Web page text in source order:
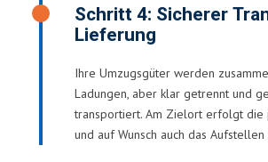
Schritt 4: Sicherer
Lieferung
Ihre Umzugsgüter werden
Ladungen, aber klar getrennt und
transportiert. Am Zielort erfolgt die
und auf Wunsch auch das